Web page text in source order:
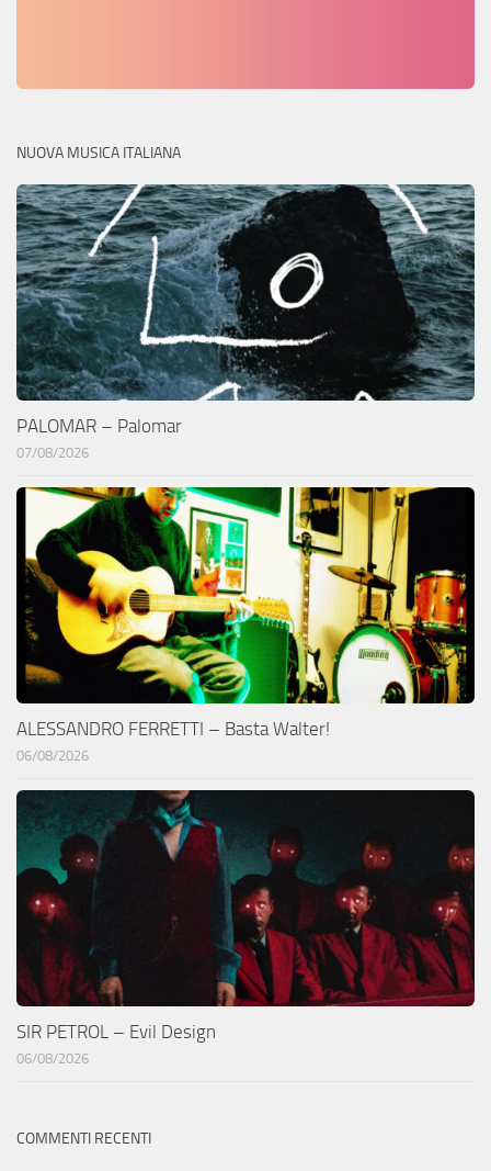
NUOVA MUSICA ITALIANA
PALOMAR – Palomar
07/08/2026
ALESSANDRO FERRETTI – Basta Walter!
06/08/2026
SIR PETROL – Evil Design
06/08/2026
COMMENTI RECENTI